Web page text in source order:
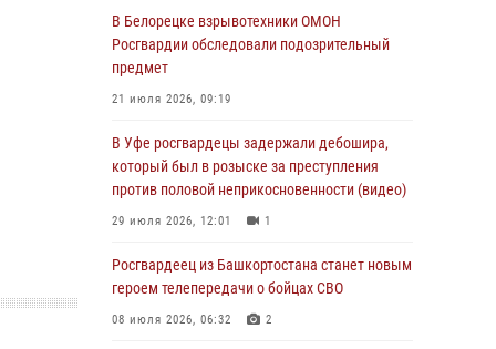
комплектования Росгвардии Башкортостана
ответил на вопросы граждан
30 июля 2026, 12:54
который был в розыске за преступления
против половой неприкосновенности (видео)
29 июля 2026, 12:01 1
комплектования штаба Росгвардии
Башкортостана проведет прямую линию
29 июля 2026, 10:52
В Белорецке взрывотехники ОМОН
Росгвардии обследовали подозрительный
предмет
21 июля 2026, 09:19
В Уфе росгвардецы задержали дебошира,
который был в розыске за преступления
против половой неприкосновенности (видео)
29 июля 2026, 12:01 1
Росгвардеец из Башкортостана станет новым
героем телепередачи о бойцах СВО
08 июля 2026, 06:32 2